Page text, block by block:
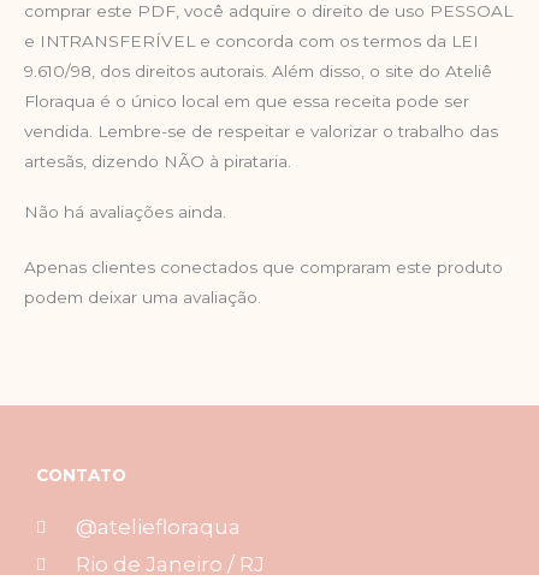
comprar este PDF, você adquire o direito de uso PESSOAL
e INTRANSFERÍVEL e concorda com os termos da LEI
9.610/98, dos direitos autorais. Além disso, o site do Ateliê
Floraqua é o único local em que essa receita pode ser
vendida. Lembre-se de respeitar e valorizar o trabalho das
artesãs, dizendo NÃO à pirataria.
Não há avaliações ainda.
Apenas clientes conectados que compraram este produto
podem deixar uma avaliação.
CONTATO
@ateliefloraqua
Rio de Janeiro / RJ